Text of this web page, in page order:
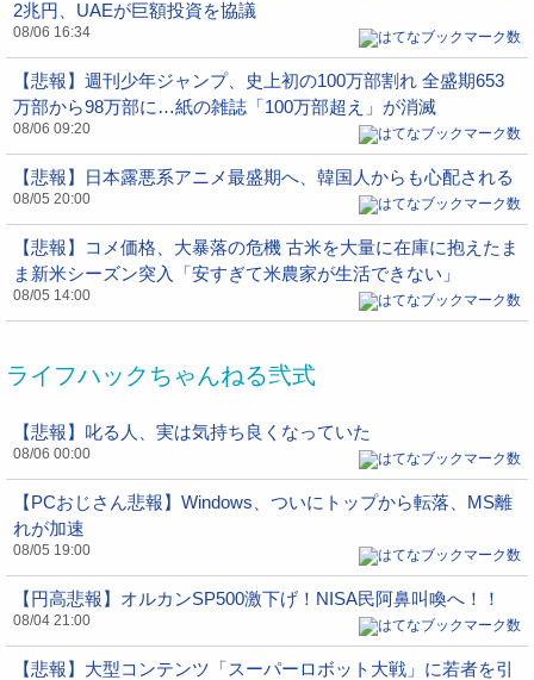
2兆円、UAEが巨額投資を協議
08/06 16:34
【悲報】週刊少年ジャンプ、史上初の100万部割れ 全盛期653
万部から98万部に…紙の雑誌「100万部超え」が消滅
08/06 09:20
【悲報】日本露悪系アニメ最盛期へ、韓国人からも心配される
08/05 20:00
【悲報】コメ価格、大暴落の危機 古米を大量に在庫に抱えたま
ま新米シーズン突入「安すぎて米農家が生活できない」
08/05 14:00
ライフハックちゃんねる弐式
【悲報】叱る人、実は気持ち良くなっていた
08/06 00:00
【PCおじさん悲報】Windows、ついにトップから転落、MS離
れが加速
08/05 19:00
【円高悲報】オルカンSP500激下げ！NISA民阿鼻叫喚へ！！
08/04 21:00
【悲報】大型コンテンツ「スーパーロボット大戦」に若者を引